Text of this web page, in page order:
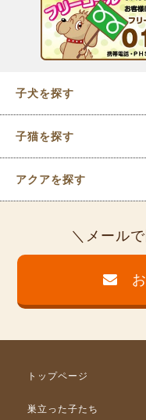
子犬を探す
子猫を探す
アクアを探す
メール
トップページ
巣立った子たち